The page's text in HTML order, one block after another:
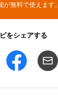
が無料で使えます。
をシェアする